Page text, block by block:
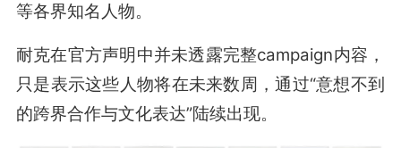
等各界知名人物。
耐克在官方声明中并未透露完整campaign内容，
只是表示这些人物将在未来数周，通过“意想不到
的跨界合作与文化表达”陆续出现。